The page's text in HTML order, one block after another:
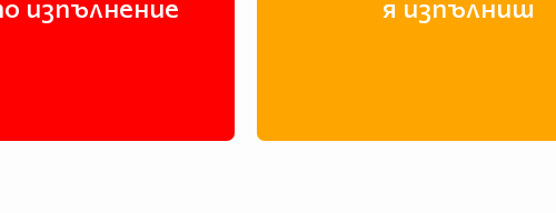
изпълнение
я изпълниш